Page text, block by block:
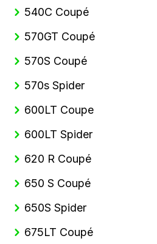
540C Coupé
570GT Coupé
570S Coupé
570s Spider
600LT Coupe
600LT Spider
620 R Coupé
650 S Coupé
650S Spider
675LT Coupé